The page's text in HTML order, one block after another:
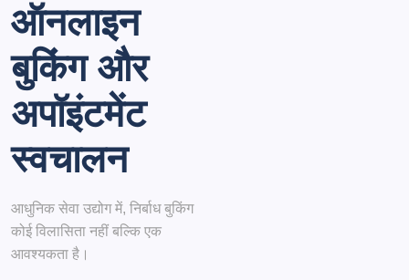
ऑनलाइन
बुकिंग और
अपॉइंटमेंट
स्वचालन
आधुनिक सेवा उद्योग में, निर्बाध बुकिंग
कोई विलासिता नहीं बल्कि एक
आवश्यकता है।